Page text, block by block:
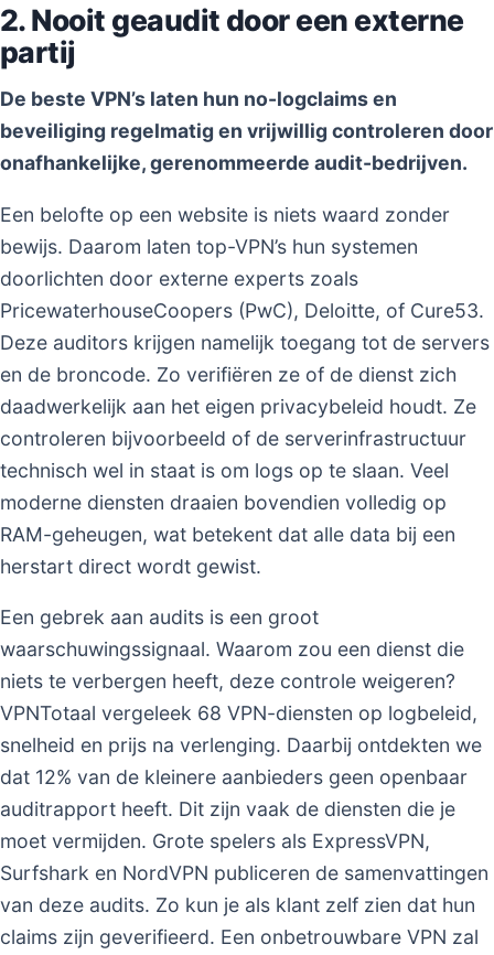
2. Nooit geaudit door een externe
partij
De beste VPN’s laten hun no-logclaims en
beveiliging regelmatig en vrijwillig controleren door
onafhankelijke, gerenommeerde audit-bedrijven.
Een belofte op een website is niets waard zonder
bewijs. Daarom laten top-VPN’s hun systemen
doorlichten door externe experts zoals
PricewaterhouseCoopers (PwC), Deloitte, of Cure53.
Deze auditors krijgen namelijk toegang tot de servers
en de broncode. Zo verifiëren ze of de dienst zich
daadwerkelijk aan het eigen privacybeleid houdt. Ze
controleren bijvoorbeeld of de serverinfrastructuur
technisch wel in staat is om logs op te slaan. Veel
moderne diensten draaien bovendien volledig op
RAM-geheugen, wat betekent dat alle data bij een
herstart direct wordt gewist.
Een gebrek aan audits is een groot
waarschuwingssignaal. Waarom zou een dienst die
niets te verbergen heeft, deze controle weigeren?
VPNTotaal vergeleek 68 VPN-diensten op logbeleid,
snelheid en prijs na verlenging. Daarbij ontdekten we
dat 12% van de kleinere aanbieders geen openbaar
auditrapport heeft. Dit zijn vaak de diensten die je
moet vermijden. Grote spelers als ExpressVPN,
Surfshark en NordVPN publiceren de samenvattingen
van deze audits. Zo kun je als klant zelf zien dat hun
claims zijn geverifieerd. Een onbetrouwbare VPN zal